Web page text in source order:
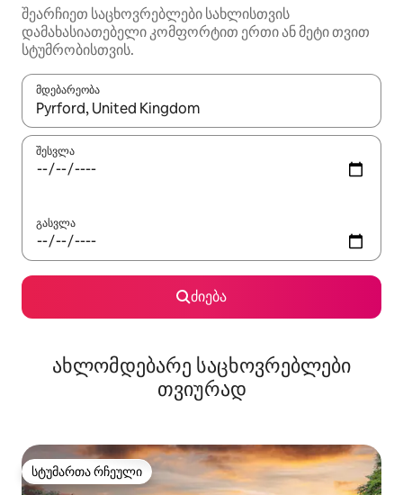
შეარჩიეთ საცხოვრებლები სახლისთვის
დამახასიათებელი კომფორტით ერთი ან მეტი თვით
სტუმრობისთვის.
მდებარეობა
როცა შედეგები ხელმისაწვდომი გახდება, ნავიგაციისთვის
შესვლა
გასვლა
ძიება
ახლომდებარე საცხოვრებლები
თვიურად
სტუმართა რჩეული
სტუმართა რჩეული